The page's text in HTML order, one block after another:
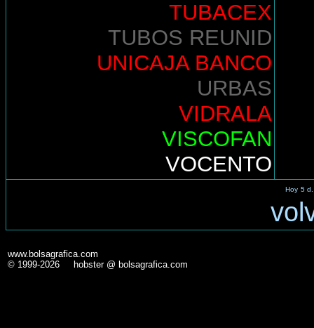
TUBACEX
TUBOS REUNID
UNICAJA BANCO
URBAS
VIDRALA
VISCOFAN
VOCENTO
Hoy 5 d.
www.bolsagrafica.com
© 1999-2026 hobster @ bolsagrafica.com